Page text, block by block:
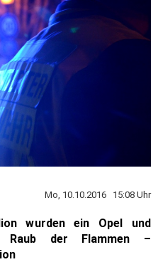
Mo, 10.10.2016 15:08 Uhr
wurden ein Opel und
Raub der Flammen –